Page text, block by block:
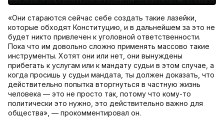
«Они стараются сейчас себе создать такие лазейки,
которые обходят Конституцию, и в дальнейшем за это не
будет никто привлечен к уголовной ответственности.
Пока что им довольно сложно применять массово такие
инструменты. Хотят они или нет, они вынуждены
прибегать к услугам или к мандату судьи в этом случае, а
когда просишь у судьи мандата, ты должен доказать, что
действительно попытка вторгнуться в частную жизнь
человека — это не просто так, потому что кому-то
политически это нужно, это действительно важно для
общества», — прокомментировал он.